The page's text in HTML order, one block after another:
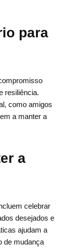
para
resiliência.
como amigos
a manter a
a
celebrar
desejados e
ajudam a
de mudança